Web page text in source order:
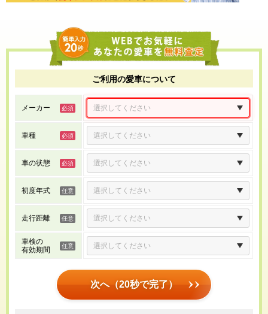
ご利用の愛車について
メーカー
車種
車の状態
初度年式
走行距離
車検の
有効期間
次へ（20秒で完了）